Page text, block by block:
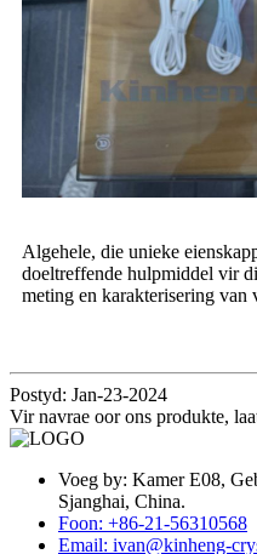
Algehele, die unieke
doeltreffende hulpmiddel vir
meting en karakterisering van
Postyd: Jan-23-2024
Vir navrae oor ons produkte,
Voeg by: Kamer E08,
Sjanghai, China.
Foon: +86-21-56310568
Email: ivan@kinheng-